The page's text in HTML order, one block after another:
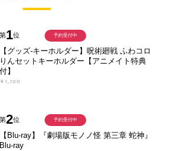
第1位
【グッズ-キーホルダー】呪術廻戦 ふわコロ
りんセットキーホルダー【アニメイト特典
付】
￥1,100
予約受付中
第2位
【Blu-ray】『劇場版モノノ怪 第三章 蛇神』
Blu-ray
予約受付中